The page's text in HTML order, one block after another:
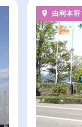
由利本荘